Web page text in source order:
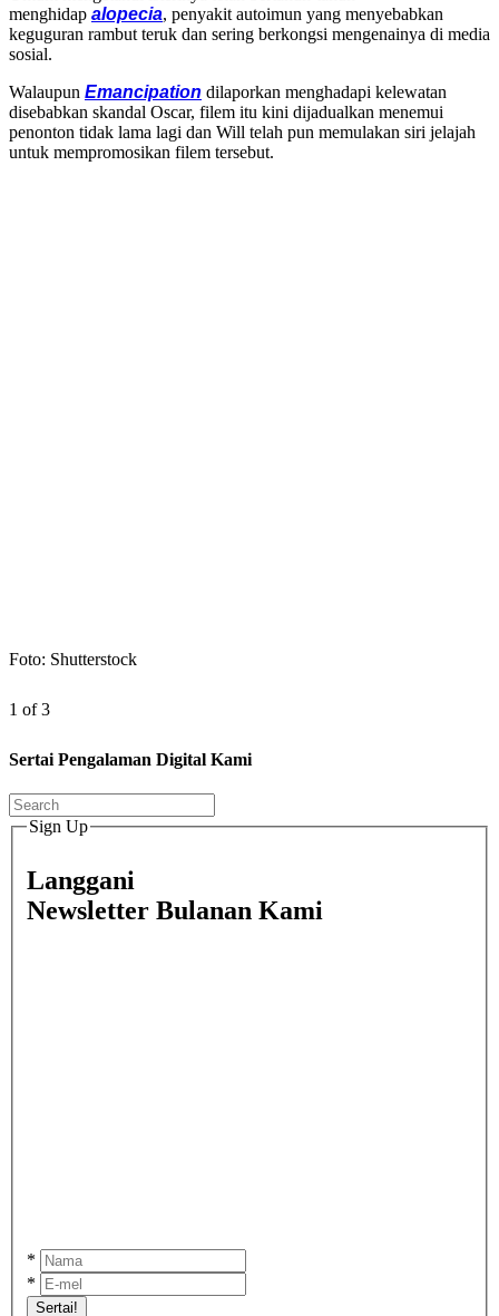
menghidap alopecia, penyakit autoimun yang menyebabkan
keguguran rambut teruk dan sering berkongsi mengenainya di media
sosial.
Walaupun Emancipation dilaporkan menghadapi kelewatan
disebabkan skandal Oscar, filem itu kini dijadualkan menemui
penonton tidak lama lagi dan Will telah pun memulakan siri jelajah
untuk mempromosikan filem tersebut.
Foto: Shutterstock
1 of 3
Sertai Pengalaman Digital Kami
Sign Up
Langgani
Newsletter Bulanan Kami
*
*
Sertai!